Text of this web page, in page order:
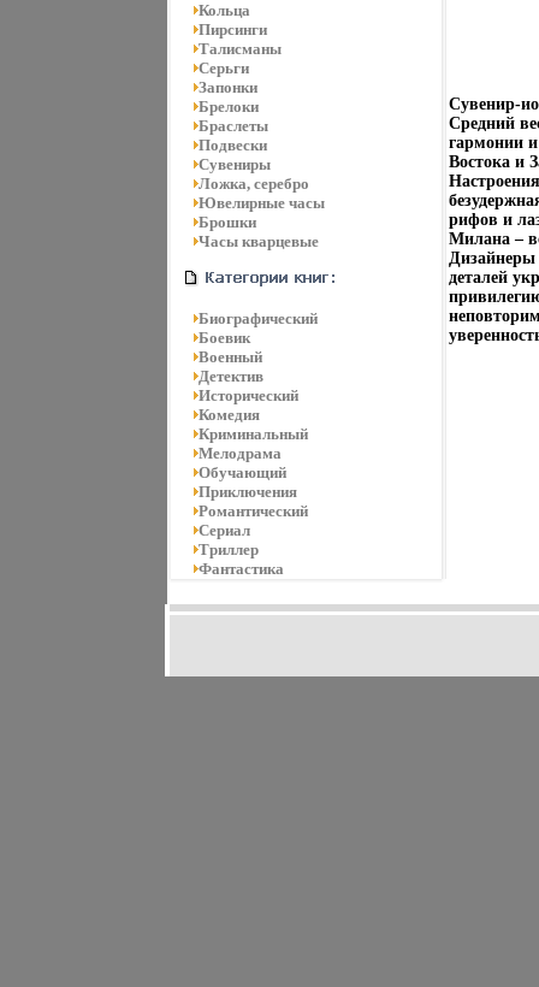
Кольца
Пирсинги
Талисманы
Серьги
Запонки
Брелоки
Браслеты
Подвески
Сувениры
Ложка, серебро
Ювелирные часы
Брошки
Часы кварцевые
Биографический
Боевик
Военный
Детектив
Исторический
Комедия
Криминальный
Мелодрама
Обучающий
Приключения
Романтический
Сериал
Триллер
Фантастика
Сувенир-
Средний
гармонии
Востока и
рифов и
Милана –
Дизайнеры
деталей